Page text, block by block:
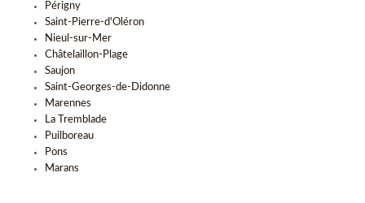
Périgny
Saint-Pierre-d'Oléron
Nieul-sur-Mer
Châtelaillon-Plage
Saujon
Saint-Georges-de-Didonne
Marennes
La Tremblade
Puilboreau
Pons
Marans